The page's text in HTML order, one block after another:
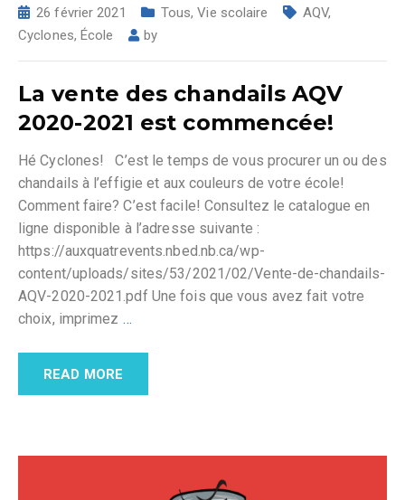
26 février 2021 Tous,Vie scolaire AQV,
Cyclones,École by
La vente des chandails AQV
2020-2021 est commencée!
Hé Cyclones! C’est le temps de vous procurer un ou des
chandails à l’effigie et aux couleurs de votre école!
Comment faire? C’est facile! Consultez le catalogue en
ligne disponible à l’adresse suivante :
https://auxquatrevents.nbed.nb.ca/wp-
content/uploads/sites/53/2021/02/Vente-de-chandails-
AQV-2020-2021.pdf Une fois que vous avez fait votre
choix, imprimez …
READ MORE